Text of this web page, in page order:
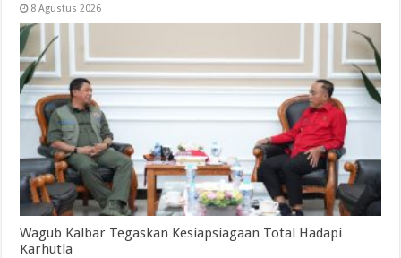
8 Agustus 2026
Wagub Kalbar Tegaskan Kesiapsiagaan Total Hadapi
Karhutla